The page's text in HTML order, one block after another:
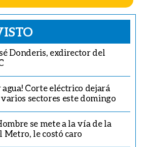
Donderis, exdirector del
agua! Corte eléctrico dejará
varios sectores este domingo
se mete a la vía de la
Metro, le costó caro